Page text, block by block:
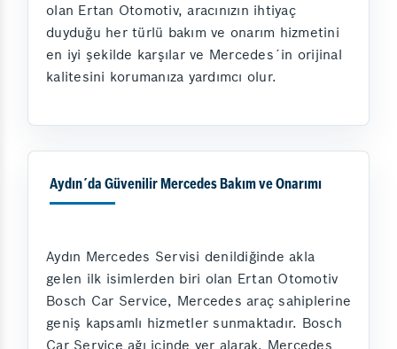
olan Ertan Otomotiv, aracınızın ihtiyaç
duyduğu her türlü bakım ve onarım hizmetini
en iyi şekilde karşılar ve Mercedes´in orijinal
kalitesini korumanıza yardımcı olur.
Aydın´da Güvenilir Mercedes Bakım ve Onarımı
Aydın Mercedes Servisi denildiğinde akla
gelen ilk isimlerden biri olan Ertan Otomotiv
Bosch Car Service, Mercedes araç sahiplerine
geniş kapsamlı hizmetler sunmaktadır. Bosch
Car Service ağı içinde yer alarak, Mercedes